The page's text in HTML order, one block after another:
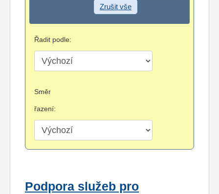
Zrušit vše
Řadit podle:
Směr
řazení:
Podpora služeb pro